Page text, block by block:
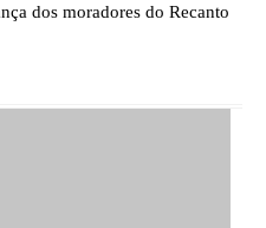
dos moradores do Recanto